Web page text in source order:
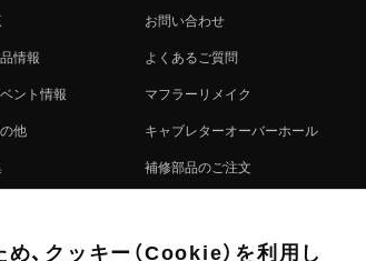
情報
ント情報
他
お問い合わせ
よくあるご質問
マフラーリメイク
キャブレターオーバーホール
補修部品のご注文
製品に関する重要なお知らせ
、クッキー（Cookie）を利用し